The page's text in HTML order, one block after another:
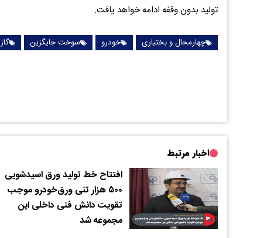
تولید بدون وقفه ادامه خواهد یافت.
چهارمحال و بختیاری خودرو سوخت جایگزین گاز
اخبار مرتبط
افتتاح خط تولید ورق اسیدشویی
۵۰۰ هزار تنی ورق‌خودرو موجب
تقویت دانش فنی داخلی این
مجموعه شد